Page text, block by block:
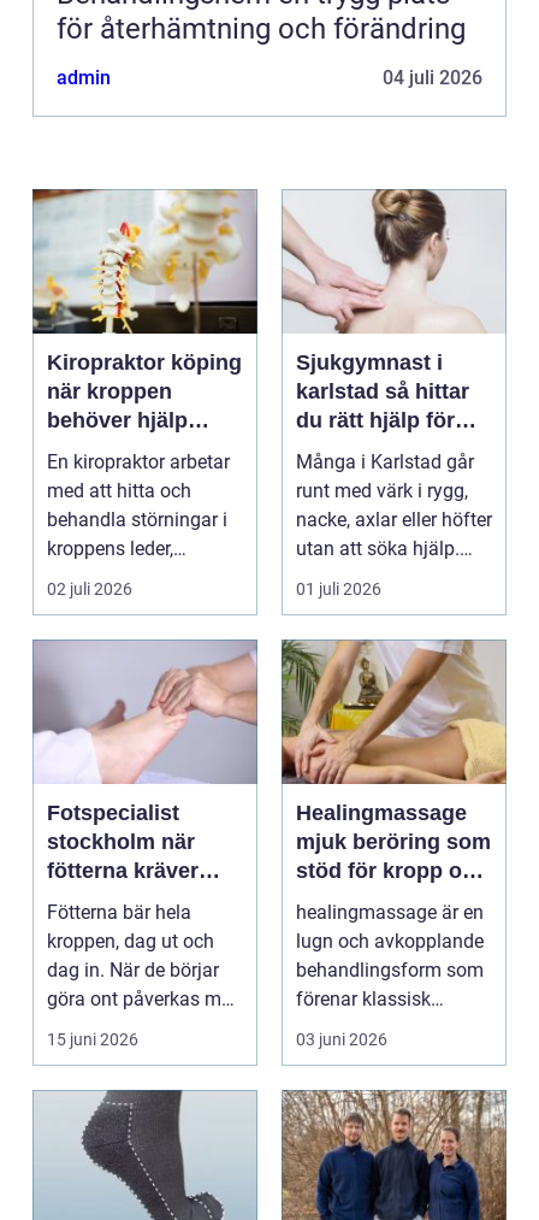
för återhämtning och förändring
admin 04 juli 2026
Kiropraktor köping
när kroppen
behöver hjälp
tillbaka
En kiropraktor arbetar
med att hitta och
behandla störningar i
kroppens leder,
muskler och
nervsyste...
02 juli 2026
Sjukgymnast i
karlstad så hittar
du rätt hjälp för
kroppen
Många i Karlstad går
runt med värk i rygg,
nacke, axlar eller höfter
utan att söka hjälp.
Andra har ...
01 juli 2026
Fotspecialist
stockholm när
fötterna kräver
mer än vanliga
sulor
Fötterna bär hela
kroppen, dag ut och
dag in. När de börjar
göra ont påverkas mer
15 juni 2026
Healingmassage
mjuk beröring som
stöd för kropp och
själ
healingmassage är en
lugn och avkopplande
behandlingsform som
förenar klassisk
massage med
energibas...
03 juni 2026